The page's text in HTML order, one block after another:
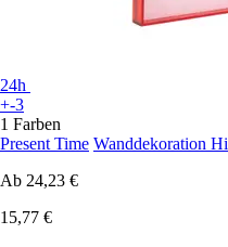
24h
+-3
1 Farben
Present Time Wanddekoration Hi
Ab 24,23 €
15,77 €